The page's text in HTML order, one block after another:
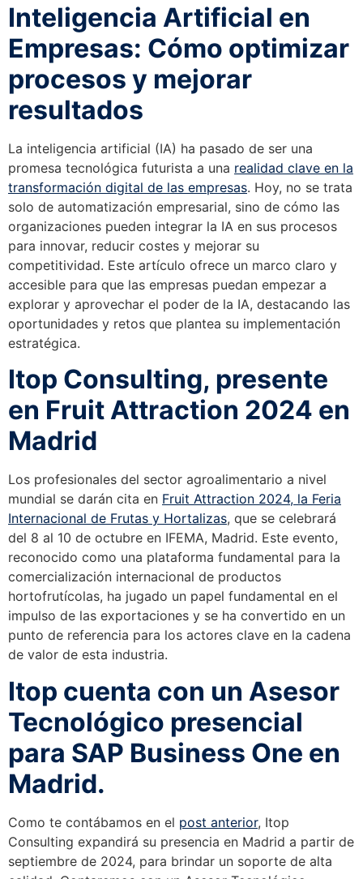
Inteligencia Artificial en
Empresas: Cómo optimizar
procesos y mejorar
resultados
La inteligencia artificial (IA) ha pasado de ser una
promesa tecnológica futurista a una realidad clave en la
transformación digital de las empresas. Hoy, no se trata
solo de automatización empresarial, sino de cómo las
organizaciones pueden integrar la IA en sus procesos
para innovar, reducir costes y mejorar su
competitividad. Este artículo ofrece un marco claro y
accesible para que las empresas puedan empezar a
explorar y aprovechar el poder de la IA, destacando las
oportunidades y retos que plantea su implementación
estratégica.
Itop Consulting, presente
en Fruit Attraction 2024 en
Madrid
Los profesionales del sector agroalimentario a nivel
mundial se darán cita en Fruit Attraction 2024, la Feria
Internacional de Frutas y Hortalizas, que se celebrará
del 8 al 10 de octubre en IFEMA, Madrid. Este evento,
reconocido como una plataforma fundamental para la
comercialización internacional de productos
hortofrutícolas, ha jugado un papel fundamental en el
impulso de las exportaciones y se ha convertido en un
punto de referencia para los actores clave en la cadena
de valor de esta industria.
Itop cuenta con un Asesor
Tecnológico presencial
para SAP Business One en
Madrid.
Como te contábamos en el post anterior, Itop
Consulting expandirá su presencia en Madrid a partir de
septiembre de 2024, para brindar un soporte de alta